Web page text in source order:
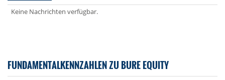
Keine Nachrichten verfügbar.
FUNDAMENTALKENNZAHLEN ZU BURE EQUITY